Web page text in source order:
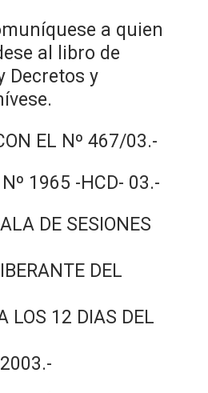
a quien
al libro de
Decretos y
EL Nº 467/03.-
1965 -HCD- 03.-
DE SESIONES
DEL
LOS 12 DIAS DEL